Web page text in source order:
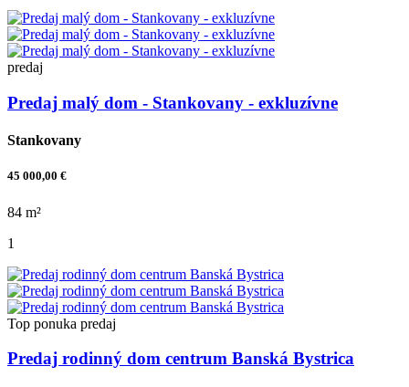
predaj
Predaj malý dom - Stankovany - exkluzívne
Stankovany
45 000,00 €
84 m²
1
Top ponuka predaj
Predaj rodinný dom centrum Banská Bystrica